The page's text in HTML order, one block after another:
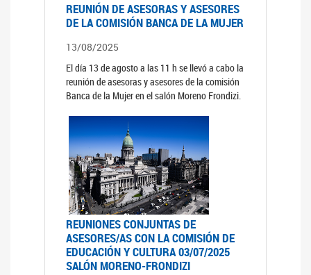
REUNIÓN DE ASESORAS Y ASESORES
DE LA COMISIÓN BANCA DE LA MUJER
13/08/2025
El día 13 de agosto a las 11 h se llevó a cabo la
reunión de asesoras y asesores de la comisión
Banca de la Mujer en el salón Moreno Frondizi.
REUNIONES CONJUNTAS DE
ASESORES/AS CON LA COMISIÓN DE
EDUCACIÓN Y CULTURA 03/07/2025
SALÓN MORENO-FRONDIZI